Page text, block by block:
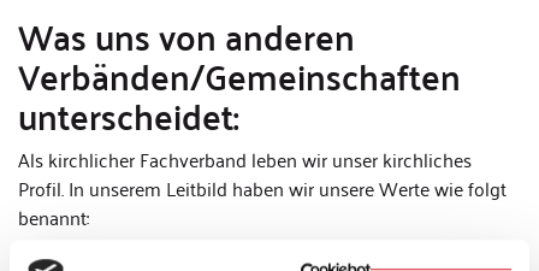
Was uns von anderen
Verbänden/Gemeinschaften
unterscheidet:
Als kirchlicher Fachverband leben wir unser kirchliches
Profil. In unserem Leitbild haben wir unsere Werte wie folgt
benannt: